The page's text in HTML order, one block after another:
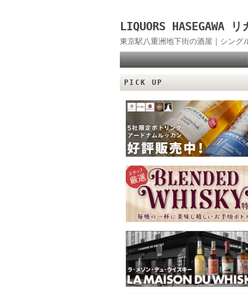
LIQUORS HASEGAWA
東京駅八重洲地下街の酒屋｜シン
PICK UP